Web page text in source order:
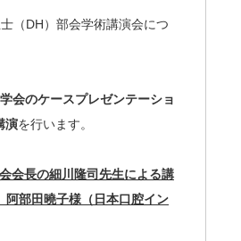
（DH）部会学術講演会につ
会のケースプレゼンテーショ
演を行います。
会長の細川隆司先生による講
部田曉子様（日本口腔イン